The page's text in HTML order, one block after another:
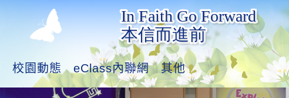
校園動態 eClass內聯網 其他